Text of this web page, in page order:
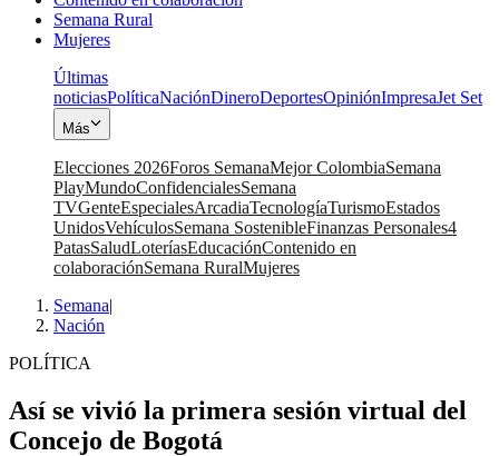
Semana Rural
Mujeres
Últimas
noticiasPolíticaNaciónDineroDeportesOpiniónImpresaJet Set
Más
Elecciones 2026Foros SemanaMejor ColombiaSemana
PlayMundoConfidencialesSemana
TVGenteEspecialesArcadiaTecnologíaTurismoEstados
UnidosVehículosSemana SostenibleFinanzas Personales4
PatasSaludLoteríasEducaciónContenido en
colaboraciónSemana RuralMujeres
Semana|
Nación
POLÍTICA
Así se vivió la primera sesión virtual del
Concejo de Bogotá